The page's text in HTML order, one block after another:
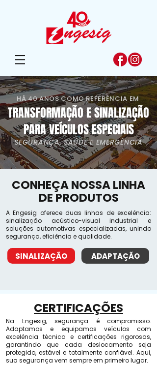
HÁ 40 ANOS COMO REFERÊNCIA EM
TRANSFORMAÇÃO E SINALIZAÇÃO
PARA VEÍCULOS ESPECIAIS
SEGURANÇA, SAÚDE E EMERGÊNCIA
CONHEÇA NOSSA LINHA
DE PRODUTOS
A Engesig oferece duas linhas de excelência:
sinalização acústico-visual industrial e
soluções automotivas especializadas, unindo
segurança, eficiência e qualidade.
SINALIZAÇÃO ADAPTAÇÃO
CERTIFICAÇÕES
Na Engesig, segurança é compromisso.
Adaptamos e equipamos veículos com
excelência técnica e certificações rigorosas,
garantindo que cada deslocamento seja
protegido, estável e totalmente confiável. Aqui,
sua segurança vem sempre em primeiro lugar.